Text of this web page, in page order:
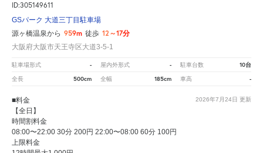
ID:305149611
GSパーク 大道三丁目駐車場
源ヶ橋温泉から 959m 徒歩 12～17分
大阪府大阪市天王寺区大道3-5-1
駐車場形式 - 屋内外形式 - 駐車台数 10台
全長 500cm 全幅 185cm 車高 -
2026年7月24日 更新
■料金
【全日】
時間割料金
08:00〜22:00 30分 200円 22:00〜08:00 60分 100円
上限料金